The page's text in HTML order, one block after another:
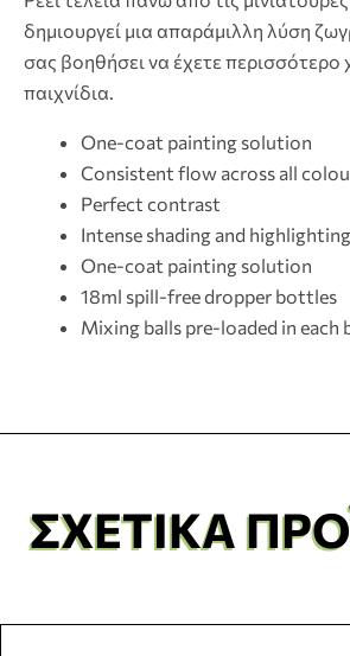
δημιουργεί μια απαράμιλλη λύση
σας βοηθήσει να έχετε περισσότερο
παιχνίδια.
One-coat painting solution
Consistent flow across all
Perfect contrast
Intense shading and
One-coat painting solution
18ml spill-free dropper bottles
Mixing balls pre-loaded in each
ΣΧΕΤΙΚΆ